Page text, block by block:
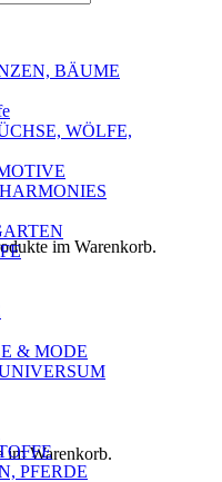
im Warenkorb.
im Warenkorb.
BÄUME
WÖLFE,
& MODE
PFERDE